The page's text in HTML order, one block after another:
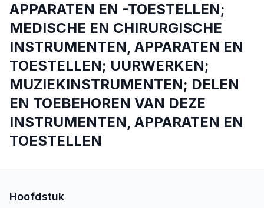
APPARATEN EN -TOESTELLEN;
MEDISCHE EN CHIRURGISCHE
INSTRUMENTEN, APPARATEN EN
TOESTELLEN; UURWERKEN;
MUZIEKINSTRUMENTEN; DELEN
EN TOEBEHOREN VAN DEZE
INSTRUMENTEN, APPARATEN EN
TOESTELLEN
Hoofdstuk